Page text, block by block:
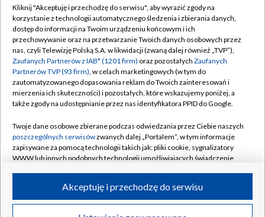
TVP
Abonament TVP
Emisja w TVP
Centrum informacji TVP
Naziemna Telewizja Cyfrowa
Rada Programowa
System NOS
Informacje o nadawcy
Program dla prasy
Regulamin TVP
Polityka prywatności
Moje zgody
Pomoc
Kontakt
Kanały
©2026 Telewizja Polska S.A. w likwidacji
Kliknij "Akceptuję i przechodzę do serwisu", aby wyrazić zgody na
korzystanie z technologii automatycznego śledzenia i zbierania danych,
dostęp do informacji na Twoim urządzeniu końcowym i ich
przechowywanie oraz na przetwarzanie Twoich danych osobowych przez
nas, czyli Telewizję Polską S.A. w likwidacji (zwaną dalej również „TVP”),
Zaufanych Partnerów z IAB* (1201 firm) oraz pozostałych Zaufanych
Partnerów TVP (93 firm), w celach marketingowych (w tym do
zautomatyzowanego dopasowania reklam do Twoich zainteresowań i
mierzenia ich skuteczności) i pozostałych, które wskazujemy poniżej, a
także zgody na udostępnianie przez nas identyfikatora PPID do Google.
Twoje dane osobowe zbierane podczas odwiedzania przez Ciebie naszych
poszczególnych serwisówzwanych dalej „Portalem”, w tym informacje
zapisywane za pomocą technologii takich jak: pliki cookie, sygnalizatory
WWW lub innych podobnych technologii umożliwiających świadczenie
ruchu w Internecie.
Twoje dane osobowe zbierane podczas odwiedzania przez Ciebie
Akceptuję i przechodzę do serwisu